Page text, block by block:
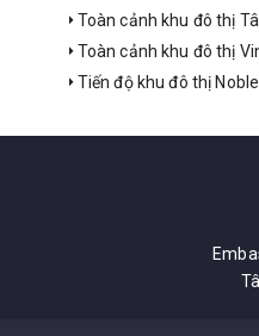
Toàn cảnh khu đô thị
Toàn cảnh khu đô thị
Tiến độ khu đô thị